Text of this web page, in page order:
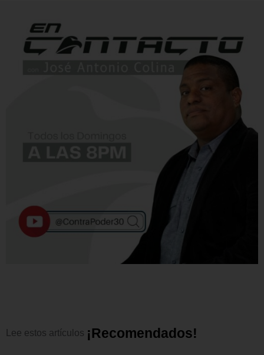
Lee estos artículos ¡Recomendados!